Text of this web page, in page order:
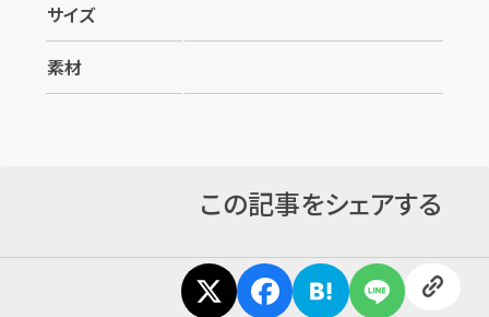
サイズ
素材
この記事をシェアする